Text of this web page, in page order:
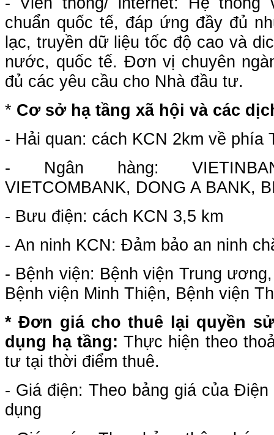
chuẩn quốc tế, đáp ứng đầy đủ
lạc, truyền dữ liệu tốc độ cao và
nước, quốc tế. Đơn vị chuyên
đủ các yêu cầu cho Nhà đầu tư.
* Cơ sở hạ tầng xã hội và các
- Hải quan: cách KCN 2km về phía
- Ngân hàng:
VIETCOMBANK, DONG A BANK,
- Bưu điện: cách KCN 3,5 km
- An ninh KCN: Đảm bảo an ninh
- Bệnh viện: Bệnh viện Trung
Bệnh viện Minh Thiện, Bệnh viện
* Đơn giá cho thuê lại quyền
dụng hạ tầng:Thực hiện theo
tư tại thời điểm thuê.
- Giá điện: Theo bảng giá của
dụng